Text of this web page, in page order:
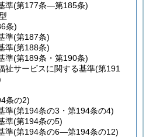
準(第177条―第185条)
条)
準(第187条)
準(第188条)
準(第189条・第190条)
祉サービスに関する基準(第191
条の2)
準(第194条の3・第194条の4)
準(第194条の5)
準(第194条の6―第194条の12)